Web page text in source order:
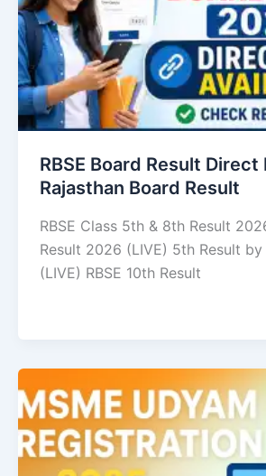
RBSE Board Result Direct
Rajasthan Board Result
RBSE Class 5th & 8th Result
Result 2026 (LIVE) 5th Result
(LIVE) RBSE 10th Result